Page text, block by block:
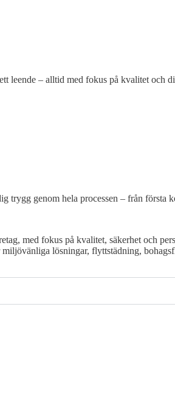
leende – alltid med fokus på kvalitet och
trygg genom hela processen – från första
med fokus på kvalitet, säkerhet och
lösningar, flyttstädning,